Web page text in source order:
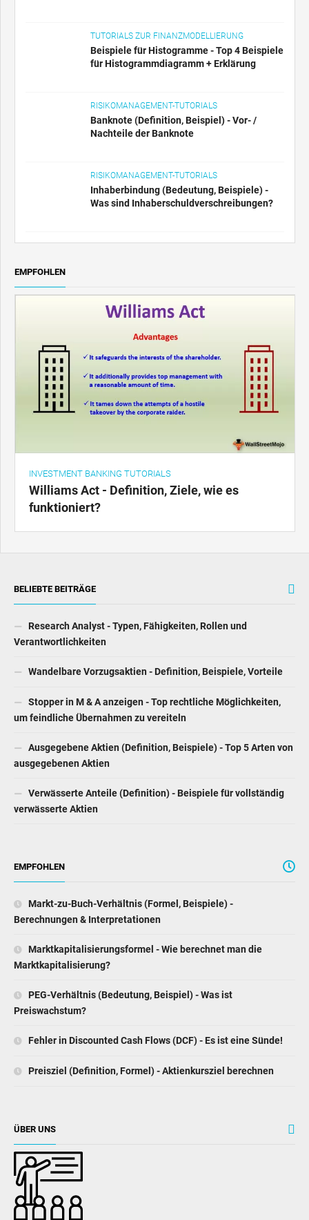
TUTORIALS ZUR FINANZMODELLIERUNG
Beispiele für Histogramme - Top 4 Beispiele
für Histogrammdiagramm + Erklärung
RISIKOMANAGEMENT-TUTORIALS
Banknote (Definition, Beispiel) - Vor- /
Nachteile der Banknote
RISIKOMANAGEMENT-TUTORIALS
Inhaberbindung (Bedeutung, Beispiele) -
Was sind Inhaberschuldverschreibungen?
EMPFOHLEN
INVESTMENT BANKING TUTORIALS
Williams Act - Definition, Ziele, wie es
funktioniert?
BELIEBTE BEITRÄGE
Research Analyst - Typen, Fähigkeiten, Rollen und
Verantwortlichkeiten
Wandelbare Vorzugsaktien - Definition, Beispiele, Vorteile
Stopper in M ​​& A anzeigen - Top rechtliche Möglichkeiten,
um feindliche Übernahmen zu vereiteln
Ausgegebene Aktien (Definition, Beispiele) - Top 5 Arten von
ausgegebenen Aktien
Verwässerte Anteile (Definition) - Beispiele für vollständig
verwässerte Aktien
EMPFOHLEN
Markt-zu-Buch-Verhältnis (Formel, Beispiele) -
Berechnungen & Interpretationen
Marktkapitalisierungsformel - Wie berechnet man die
Marktkapitalisierung?
PEG-Verhältnis (Bedeutung, Beispiel) - Was ist
Preiswachstum?
Fehler in Discounted Cash Flows (DCF) - Es ist eine Sünde!
Preisziel (Definition, Formel) - Aktienkursziel berechnen
ÜBER UNS